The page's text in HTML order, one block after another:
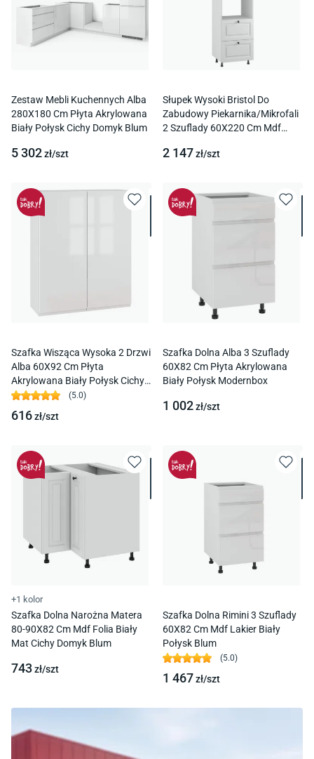
Zestaw Mebli Kuchennych Alba
280X180 Cm Płyta Akrylowana
Biały Połysk Cichy Domyk Blum
5 302zł/szt
Słupek Wysoki Bristol Do
Zabudowy Piekarnika/Mikrofali
2 Szuflady 60X220 Cm Mdf
Podnośnik Hk-Xs
2 147zł/szt
Szafka Wisząca Wysoka 2 Drzwi
Alba 60X92 Cm Płyta
Akrylowana Biały Połysk Cichy
Domyk Blum
(5.0)
616zł/szt
Szafka Dolna Alba 3 Szuflady
60X82 Cm Płyta Akrylowana
Biały Połysk Modernbox
1 002zł/szt
+1 kolor
Szafka Dolna Narożna Matera
80-90X82 Cm Mdf Folia Biały
Mat Cichy Domyk Blum
743zł/szt
Szafka Dolna Rimini 3 Szuflady
60X82 Cm Mdf Lakier Biały
Połysk Blum
(5.0)
1 467zł/szt